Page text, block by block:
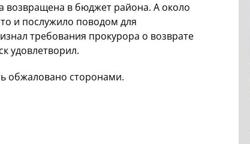
возвращена в бюджет района. А около
и послужило поводом для
требования прокурора о возврате
удовлетворил.
обжаловано сторонами.